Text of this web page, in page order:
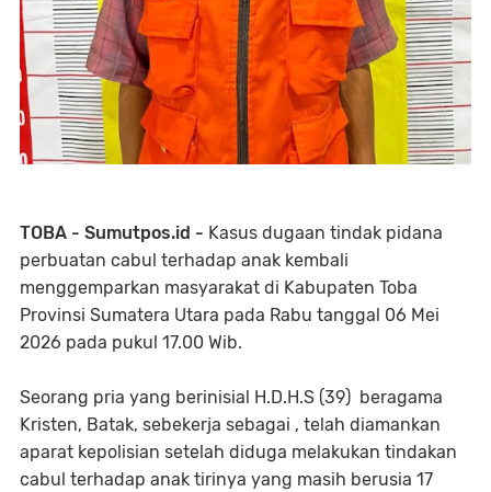
TOBA - Sumutpos.id - Kasus dugaan tindak pidana
perbuatan cabul terhadap anak kembali
menggemparkan masyarakat di Kabupaten Toba
Provinsi Sumatera Utara pada Rabu tanggal 06 Mei
2026 pada pukul 17.00 Wib.
Seorang pria yang berinisial H.D.H.S (39) beragama
Kristen, Batak, sebekerja sebagai , telah diamankan
aparat kepolisian setelah diduga melakukan tindakan
cabul terhadap anak tirinya yang masih berusia 17